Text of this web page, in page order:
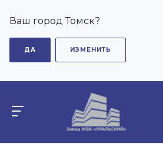
Ваш город Томск?
ДА ИЗМЕНИТЬ